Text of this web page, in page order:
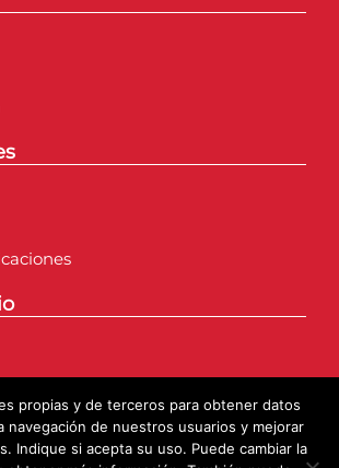
propias y de terceros para obtener datos
navegación de nuestros usuarios y mejorar
Indique si acepta su uso. Puede cambiar la